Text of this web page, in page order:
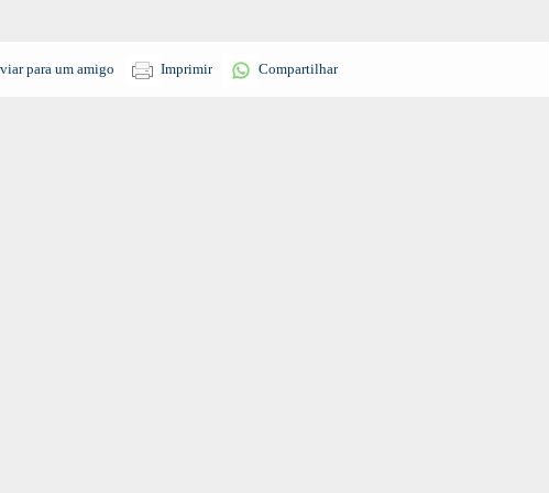
para um amigo Imprimir Compartilhar